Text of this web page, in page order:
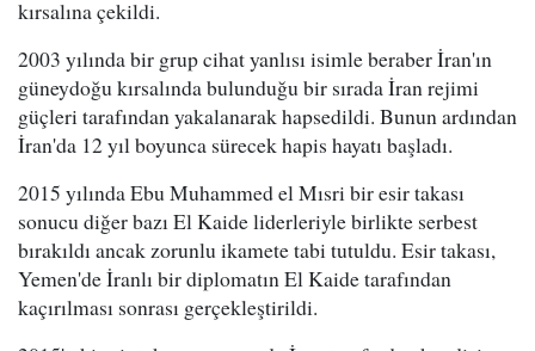
kırsalına çekildi.
2003 yılında bir grup cihat yanlısı isimle beraber İran'ın
güneydoğu kırsalında bulunduğu bir sırada İran rejimi
güçleri tarafından yakalanarak hapsedildi. Bunun ardından
İran'da 12 yıl boyunca sürecek hapis hayatı başladı.
2015 yılında Ebu Muhammed el Mısri bir esir takası
sonucu diğer bazı El Kaide liderleriyle birlikte serbest
bırakıldı ancak zorunlu ikamete tabi tutuldu. Esir takası,
Yemen'de İranlı bir diplomatın El Kaide tarafından
kaçırılması sonrası gerçekleştirildi.